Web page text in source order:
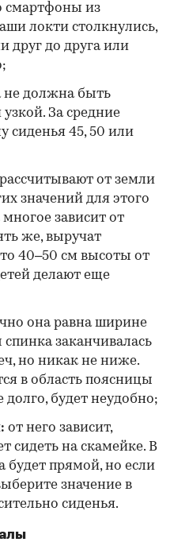
смартфоны из
локти столкнулись,
друг до друга или
не должна быть
За средние
сиденья 45, 50 или
от земли
значений для этого
зависит от
же, выручат
40–50 см высоты от
делают еще
она равна ширине
заканчивалась
но никак не ниже.
в область поясницы
долго, будет неудобно;
от него зависит,
сидеть на скамейке. В
прямой, но если
значение в
сиденья.